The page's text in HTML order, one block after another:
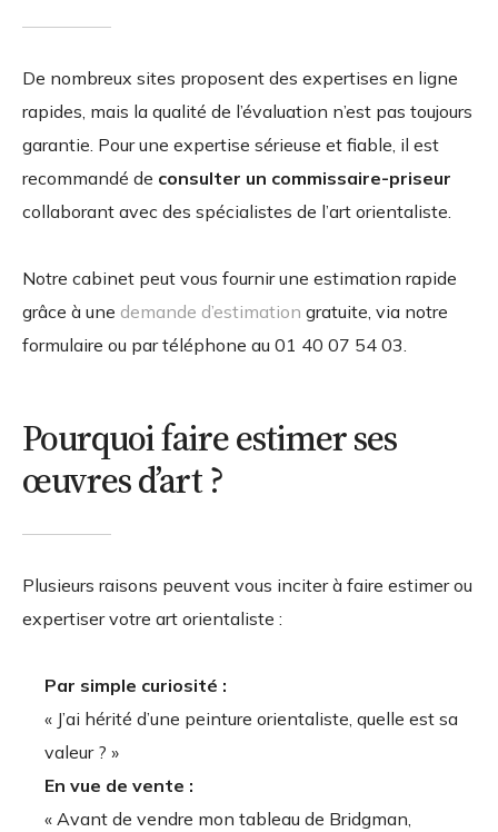
De nombreux sites proposent des expertises en ligne
rapides, mais la qualité de l’évaluation n’est pas toujours
garantie. Pour une expertise sérieuse et fiable, il est
recommandé de consulter un commissaire-priseur
collaborant avec des spécialistes de l’art orientaliste.
Notre cabinet peut vous fournir une estimation rapide
grâce à une demande d’estimation gratuite, via notre
formulaire ou par téléphone au 01 40 07 54 03.
Pourquoi faire estimer ses
œuvres d’art ?
Plusieurs raisons peuvent vous inciter à faire estimer ou
expertiser votre art orientaliste :
Par simple curiosité :
« J’ai hérité d’une peinture orientaliste, quelle est sa
valeur ? »
En vue de vente :
« Avant de vendre mon tableau de Bridgman,